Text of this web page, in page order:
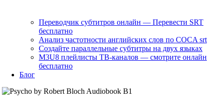
Переводчик субтитров онлайн — Перевести SRT
бесплатно
Анализ частотности английских слов по COCA srt
Создайте параллельные субтитры на двух языках
M3U8 плейлисты ТВ‑каналов — смотрите онлайн
бесплатно
Блог